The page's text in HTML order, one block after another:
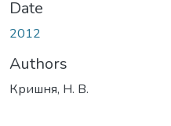
Date
2012
Authors
Кришня, Н. В.